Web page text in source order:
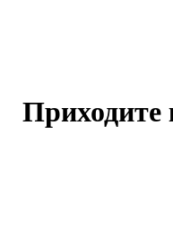
Приходите